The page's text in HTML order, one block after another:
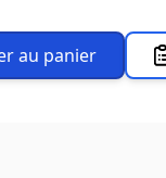
au panier